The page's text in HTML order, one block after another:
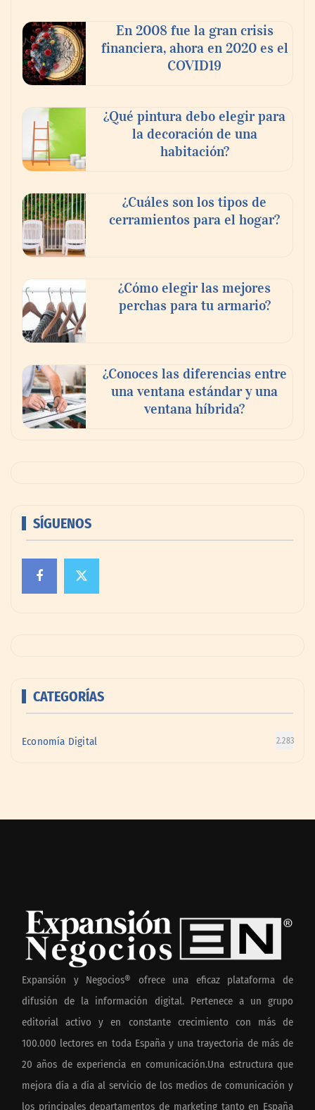
Ricardo Palacio EscobarEn 2008 fue la gran crisis
financiera, ahora en 2020 es el
COVID19
¿Qué pintura debo elegir para
la decoración de una
habitación?
¿Cuáles son los tipos de
cerramientos para el hogar?
¿Cómo elegir las mejores
perchas para tu armario?
¿Conoces las diferencias entre
una ventana estándar y una
ventana híbrida?
SÍGUENOS
CATEGORÍAS
Economía Digital 2.283
Expansión y Negocios® ofrece una eficaz plataforma de
difusión de la información digital. Pertenece a un grupo
editorial activo y en constante crecimiento con más de
100.000 lectores en toda España y una trayectoria de más de
20 años de experiencia en comunicación.Una estructura que
mejora día a día al servicio de los medios de comunicación y
los principales departamentos de marketing tanto en España